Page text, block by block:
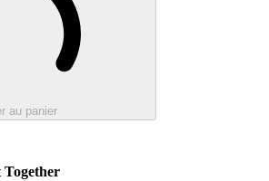
au panier